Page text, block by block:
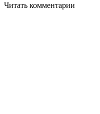
Читать комментарии